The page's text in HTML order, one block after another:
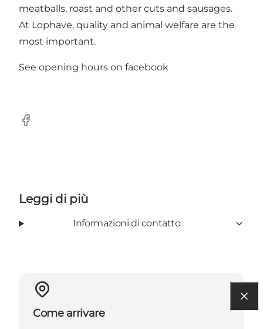
meatballs, roast and other cuts and sausages.
At Lophave, quality and animal welfare are the
most important.
See opening hours on facebook
Facebook
Leggi di più
Informazioni di contatto
Come arrivare